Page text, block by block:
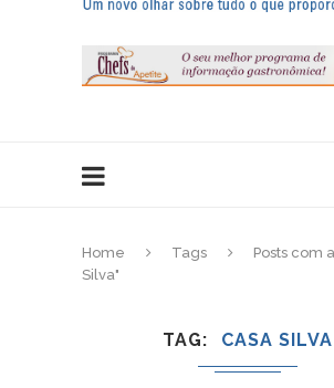
Home Tags
Posts com
Silva"
TAG CASA SILVA